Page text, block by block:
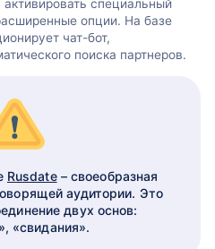
специальный
опции. На базе
чат-бот,
поиска партнеров.
Rusdate– своеобразная
аудитории. Это
двух основ:
«свидания».